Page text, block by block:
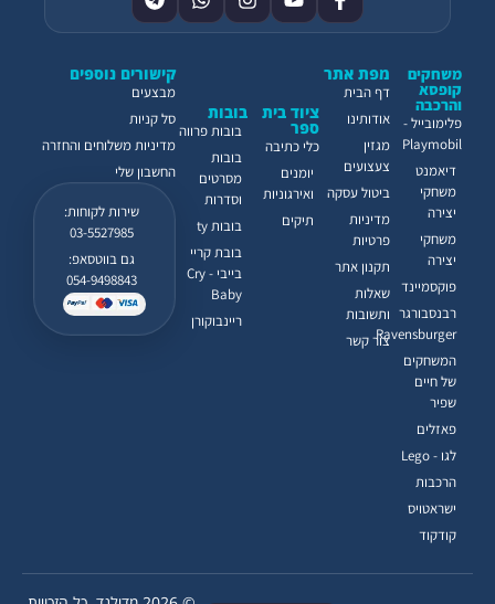
קישורים נוספים
מבצעים
סל קניות
מדיניות משלוחים והחזרה
החשבון שלי
שירות לקוחות:
03-5527985
גם בווטסאפ:
054-9498843
ציוד בית
ספר
כלי כתיבה
יומנים
ואירגוניות
תיקים
בובות
בובות פרווה
בובות
מסרטים
וסדרות
בובות ty
בובת קריי
בייבי - Cry
Baby
ריינבוקורן
משחקים
קופסא
והרכבה
פלימובייל -
Playmobil
דיאמנט
משחקי
יצירה
משחקי
יצירה
פוקסמיינד
רבנסבורגר
Ravensburger
המשחקים
של חיים
שפיר
פאזלים
לגו - Lego
הרכבות
ישראטויס
קודקוד
מפת אתר
דף הבית
אודותינו
מגזין
צעצועים
ביטול עסקה
מדיניות
פרטיות
תקנון אתר
שאלות
ותשובות
צור קשר